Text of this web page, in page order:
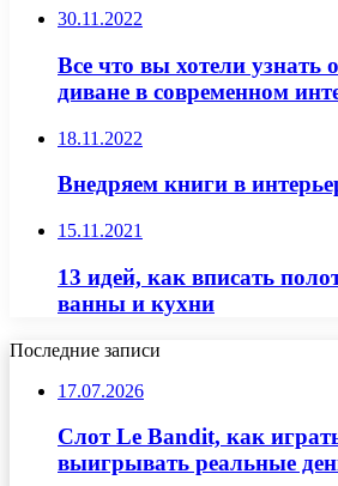
30.11.2022
Все что вы хотели узнать
диване в современном
18.11.2022
Внедряем книги в
15.11.2021
13 идей, как вписать
ванны и кухни
Последние записи
17.07.2026
Слот Le Bandit, как
выигрывать реальные